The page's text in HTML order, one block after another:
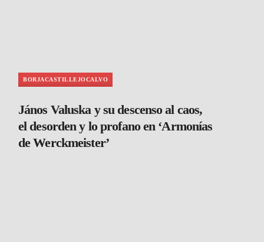
BORJACASTILLEJOCALVO
János Valuska y su descenso al caos,
el desorden y lo profano en ‘Armonías
de Werckmeister’